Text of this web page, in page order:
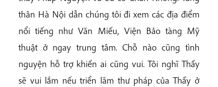
thân Hà Nội dẫn chúng tôi đi xem các địa điểm
nổi tiếng như Văn Miếu, Viện Bảo tàng Mỹ
thuật ở ngay trung tâm. Chỗ nào cũng tình
nguyện hỗ trợ khiến ai cũng vui. Tôi nghĩ Thầy
sẽ vui lắm nếu triển lãm thư pháp của Thầy ở